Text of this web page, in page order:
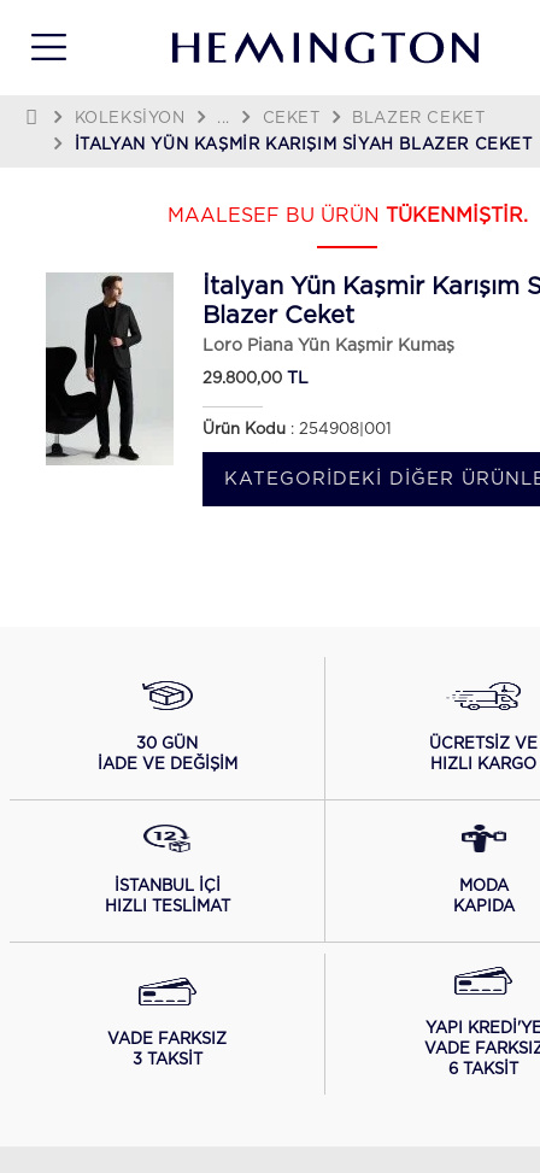
KOLEKSIYON ... CEKET
BLAZER CEKET
İTALYAN YÜN KAŞMIR KARIŞIM SIYAH BLAZER CEKET
MAALESEF BU ÜRÜN TÜKENMİŞTİR.
İtalyan Yün Kaşmir Karışım
Blazer Ceket
Loro Piana Yün Kaşmir Kumaş
29.800,00 TL
Ürün Kodu : 254908|001
KATEGORIDEKI DIĞER
30 GÜN
İADE VE DEĞİŞİM
ÜCRETSİZ VE
HIZLI KARGO
İSTANBUL İÇİ
HIZLI TESLİMAT
MODA
KAPIDA
VADE FARKSIZ
3 TAKSİT
YAPI
VADE
6 TAKSİT